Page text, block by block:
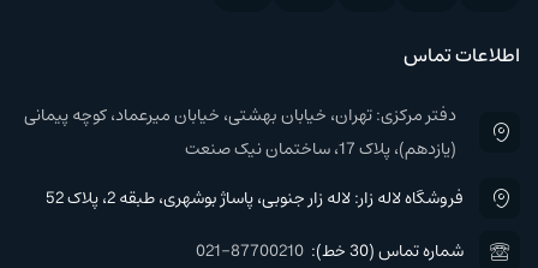
اطلاعات تماس
دفتر مرکزی: تهران، خیابان بهشتی، خیابان میرعماد، کوچه پیمانی
(یازدهم)، پلاک 17، ساختمان نیک صنعت
فروشگاه لاله زار: لاله زار جنوبی، پاساژ بوشهری، طبقه 2، پلاک 52
شماره تماس (30 خط):
021-87700210